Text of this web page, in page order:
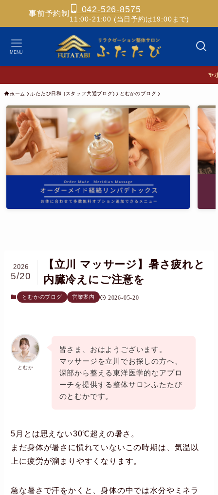
事前予約制 042-526-8575
11:00-21:00 (当日予約は19:00まで)
MENU
✨ホス
ホーム ふたたび日和 (スタッフ共通ブログ) とむかのブログ
【立川 マッサージ】暑さ疲れと
内臓冷えにご注意を
2026
5/20
とむかのブログ 営業案内 2026-05-20
とむか
皆さま、おはようございます。
マッサージを立川でお探しの方へ、
深部から整える東洋医学的なアプロ
ーチを提供する整体サロンふたたび
のとむかです。
5月とは思えない30℃超えの暑さ。
まだ身体が暑さに慣れていないこの時期は、気温以
上に疲労が溜まりやすくなります。
急な暑さで汗をかくと、身体の中では水分やミネラ